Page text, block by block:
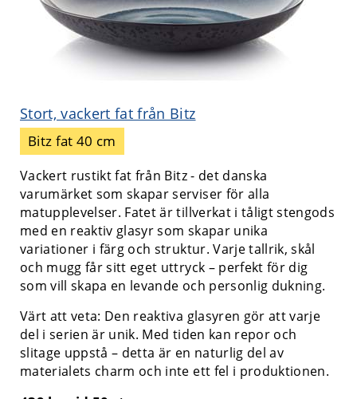
Stort, vackert fat från Bitz
Bitz fat 40 cm
Vackert rustikt fat från Bitz - det danska
varumärket som skapar serviser för alla
matupplevelser. Fatet är tillverkat i tåligt stengods
med en reaktiv glasyr som skapar unika
variationer i färg och struktur. Varje tallrik, skål
och mugg får sitt eget uttryck – perfekt för dig
som vill skapa en levande och personlig dukning.
Värt att veta: Den reaktiva glasyren gör att varje
del i serien är unik. Med tiden kan repor och
slitage uppstå – detta är en naturlig del av
materialets charm och inte ett fel i produktionen.